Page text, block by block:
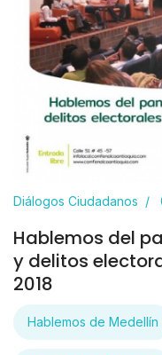
Hablemos del
y delitos
2018
Diálogos Ciudadanos
Hablemos de Medellín